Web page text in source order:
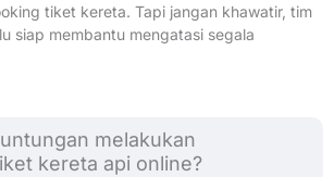
tiket kereta. Tapi jangan khawatir, tim
siap membantu mengatasi segala
melakukan
kereta api online?